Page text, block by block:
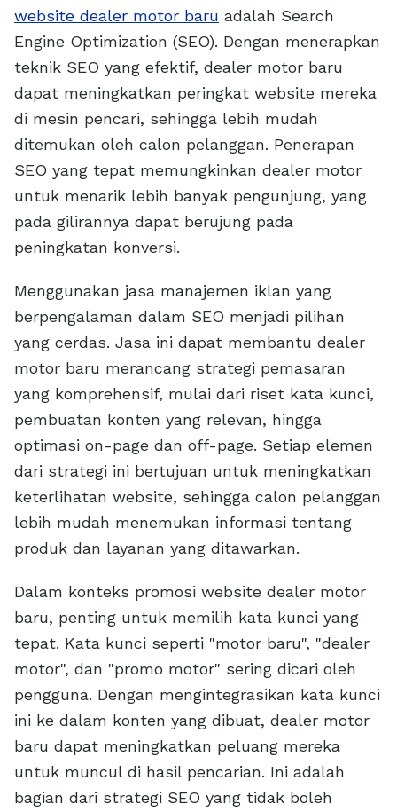
website dealer motor baru adalah Search
Engine Optimization (SEO). Dengan menerapkan
teknik SEO yang efektif, dealer motor baru
dapat meningkatkan peringkat website mereka
di mesin pencari, sehingga lebih mudah
ditemukan oleh calon pelanggan. Penerapan
SEO yang tepat memungkinkan dealer motor
untuk menarik lebih banyak pengunjung, yang
pada gilirannya dapat berujung pada
peningkatan konversi.
Menggunakan jasa manajemen iklan yang
berpengalaman dalam SEO menjadi pilihan
yang cerdas. Jasa ini dapat membantu dealer
motor baru merancang strategi pemasaran
yang komprehensif, mulai dari riset kata kunci,
pembuatan konten yang relevan, hingga
optimasi on-page dan off-page. Setiap elemen
dari strategi ini bertujuan untuk meningkatkan
keterlihatan website, sehingga calon pelanggan
lebih mudah menemukan informasi tentang
produk dan layanan yang ditawarkan.
Dalam konteks promosi website dealer motor
baru, penting untuk memilih kata kunci yang
tepat. Kata kunci seperti "motor baru", "dealer
motor", dan "promo motor" sering dicari oleh
pengguna. Dengan mengintegrasikan kata kunci
ini ke dalam konten yang dibuat, dealer motor
baru dapat meningkatkan peluang mereka
untuk muncul di hasil pencarian. Ini adalah
bagian dari strategi SEO yang tidak boleh